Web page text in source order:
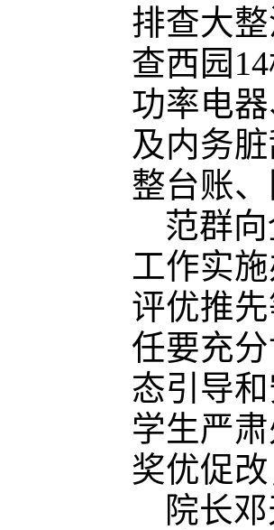
排查大
查西园
功率电
及内务
整台账
范群
工作实
评优推
任要充
态引导
学生严
奖优促
院长